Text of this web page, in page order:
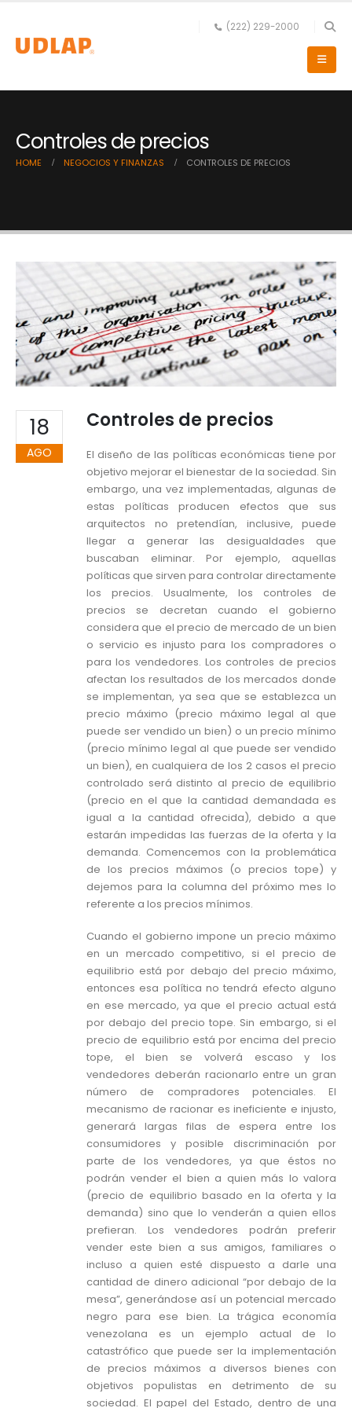
(222) 229-2000
Controles de precios
HOME NEGOCIOS Y FINANZAS CONTROLES DE PRECIOS
18
AGO
Controles de precios
El diseño de las políticas económicas tiene por
objetivo mejorar el bienestar de la sociedad. Sin
embargo, una vez implementadas, algunas de
estas políticas producen efectos que sus
arquitectos no pretendían, inclusive, puede
llegar a generar las desigualdades que
buscaban eliminar. Por ejemplo, aquellas
políticas que sirven para controlar directamente
los precios. Usualmente, los controles de
precios se decretan cuando el gobierno
considera que el precio de mercado de un bien
o servicio es injusto para los compradores o
para los vendedores. Los controles de precios
afectan los resultados de los mercados donde
se implementan, ya sea que se establezca un
precio máximo (precio máximo legal al que
puede ser vendido un bien) o un precio mínimo
(precio mínimo legal al que puede ser vendido
un bien), en cualquiera de los 2 casos el precio
controlado será distinto al precio de equilibrio
(precio en el que la cantidad demandada es
igual a la cantidad ofrecida), debido a que
estarán impedidas las fuerzas de la oferta y la
demanda. Comencemos con la problemática
de los precios máximos (o precios tope) y
dejemos para la columna del próximo mes lo
referente a los precios mínimos.
Cuando el gobierno impone un precio máximo
en un mercado competitivo, si el precio de
equilibrio está por debajo del precio máximo,
entonces esa política no tendrá efecto alguno
en ese mercado, ya que el precio actual está
por debajo del precio tope. Sin embargo, si el
precio de equilibrio está por encima del precio
tope, el bien se volverá escaso y los
vendedores deberán racionarlo entre un gran
número de compradores potenciales. El
mecanismo de racionar es ineficiente e injusto,
generará largas filas de espera entre los
consumidores y posible discriminación por
parte de los vendedores, ya que éstos no
podrán vender el bien a quien más lo valora
(precio de equilibrio basado en la oferta y la
demanda) sino que lo venderán a quien ellos
prefieran. Los vendedores podrán preferir
vender este bien a sus amigos, familiares o
incluso a quien esté dispuesto a darle una
cantidad de dinero adicional “por debajo de la
mesa”, generándose así un potencial mercado
negro para ese bien. La trágica economía
venezolana es un ejemplo actual de lo
catastrófico que puede ser la implementación
de precios máximos a diversos bienes con
objetivos populistas en detrimento de su
sociedad. El papel del Estado, dentro de una